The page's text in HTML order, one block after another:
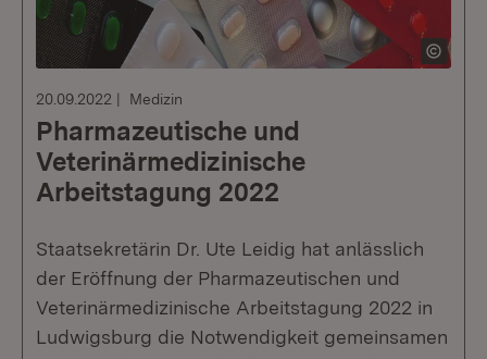
20.09.2022 Medizin
Pharmazeutische und
Veterinärmedizinische
Arbeitstagung 2022
Staatsekretärin Dr. Ute Leidig hat anlässlich
der Eröffnung der Pharmazeutischen und
Veterinärmedizinische Arbeitstagung 2022 in
Ludwigsburg die Notwendigkeit gemeinsamen